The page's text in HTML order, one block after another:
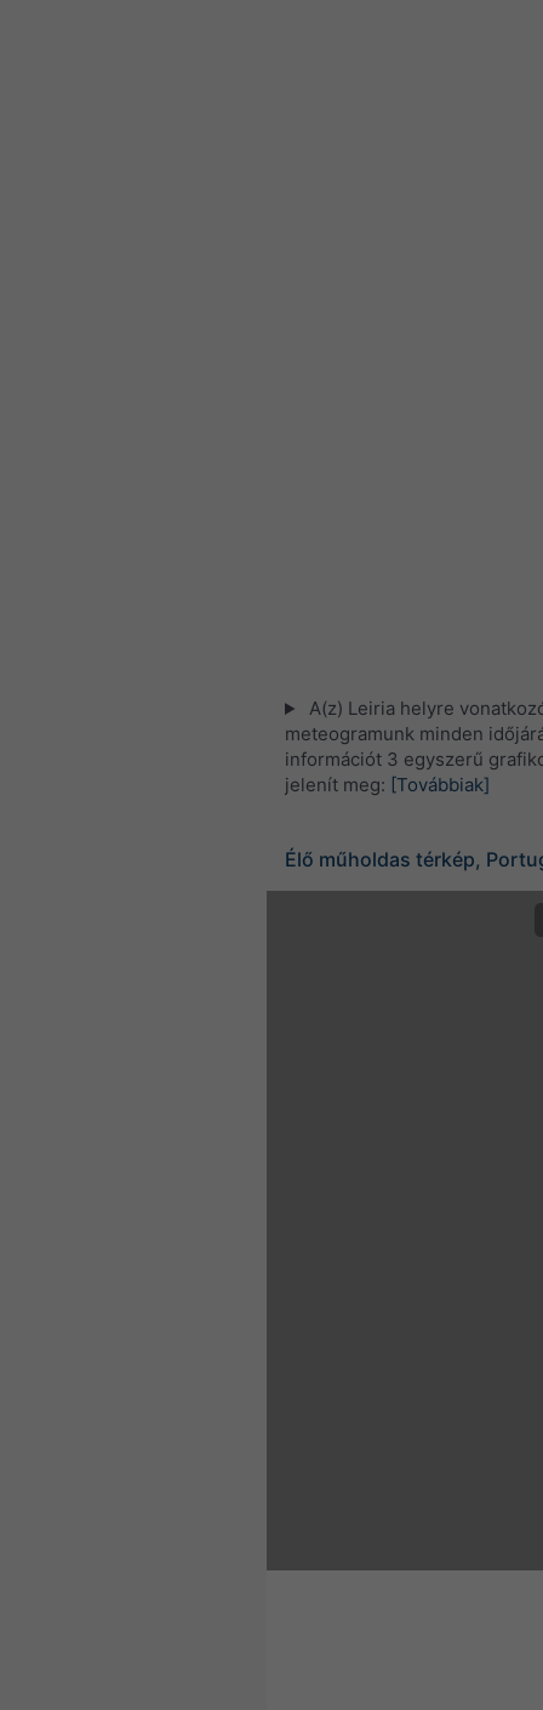
A(z) Leiria helyre
meteogramunk minden
információt 3 egyszerű
jelenít meg: [Továbbiak]
Élő műholdas térkép,